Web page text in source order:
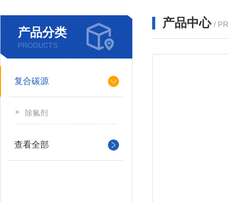
产品分类
PRODUCTS
复合碳源
除氟剂
查看全部
产品中心 /